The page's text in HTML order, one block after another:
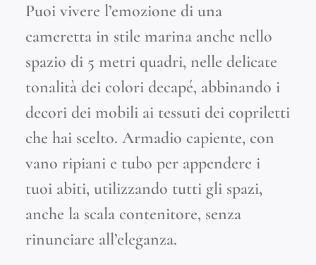
Puoi vivere l’emozione di una
cameretta in stile marina anche nello
spazio di 5 metri quadri, nelle delicate
tonalità dei colori decapé, abbinando i
decori dei mobili ai tessuti dei copriletti
che hai scelto. Armadio capiente, con
vano ripiani e tubo per appendere i
tuoi abiti, utilizzando tutti gli spazi,
anche la scala contenitore, senza
rinunciare all’eleganza.